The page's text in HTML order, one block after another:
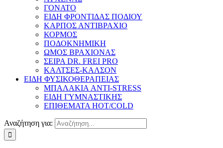
ΓΟΝΑΤΟ
ΕΙΔΗ ΦΡΟΝΤΙΔΑΣ ΠΟΔΙΟΥ
ΚΑΡΠΟΣ ΑΝΤΙΒΡΑΧΙΟ
ΚΟΡΜΟΣ
ΠΟΔΟΚΝΗΜΙΚΗ
ΩΜΟΣ ΒΡΑΧΙΟΝΑΣ
ΣΕΙΡΑ DR. FREI PRO
ΚΑΛΤΣΕΣ-ΚΑΛΣΟΝ
ΕΙΔΗ ΦΥΣΙΚΟΘΕΡΑΠΕΙΑΣ
ΜΠΑΛΑΚΙΑ ANTI-STRESS
ΕΙΔΗ ΓΥΜΝΑΣΤΙΚΗΣ
ΕΠΙΘΕΜΑΤΑ HOT/COLD
Αναζήτηση για: